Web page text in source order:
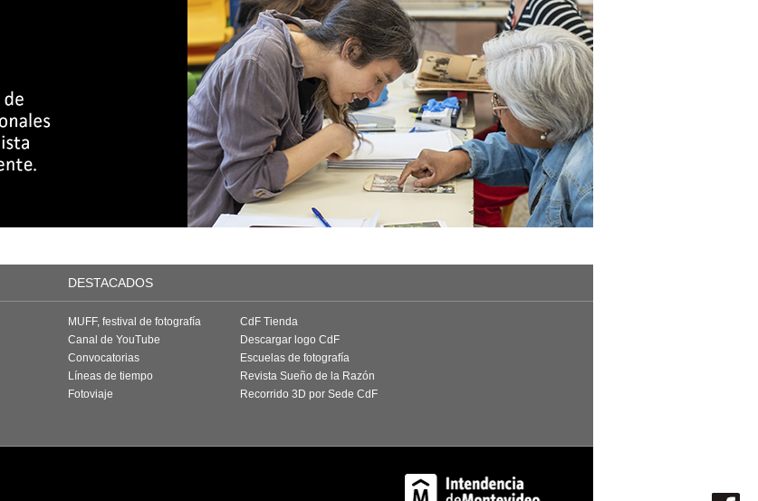
DESTACADOS
MUFF, festival de fotografía
Canal de YouTube
Convocatorias
Líneas de tiempo
Fotoviaje
CdF Tienda
Descargar logo CdF
Escuelas de fotografía
Revista Sueño de la Razón
Recorrido 3D por Sede CdF